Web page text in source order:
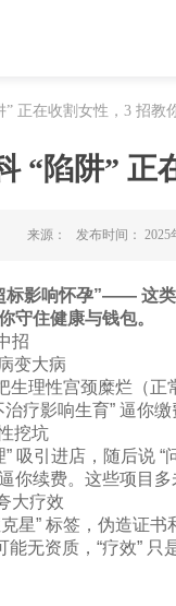
” 正在收割女性，3 招教
“陷阱” 正
来源： 发布时间： 2025
标影响怀孕”—— 这
守住健康与钱包。​
招​
变大病​
生理性宫颈糜烂（
疗影响生育” 逼你缴
挖坑​
吸引进店，随后说 “
你续费。这些项目多
大疗效​
星” 标签，伪造证
无资质，“疗效” 只